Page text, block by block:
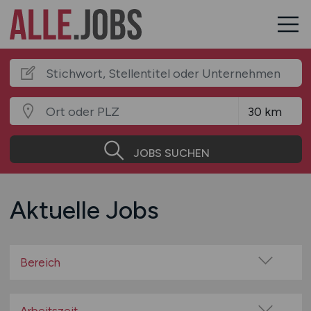
JOBS SUCHEN
Aktuelle Jobs
Bereich